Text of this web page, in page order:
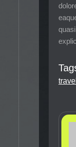
travel